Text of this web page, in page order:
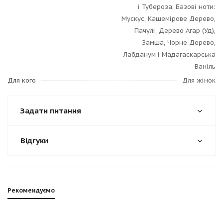
і Тубероза; Базові ноти:
Мускус, Кашемірове Дерево,
Пачулі, Дерево Агар (Уд),
Замша, Чорне Дерево,
Лабданум і Мадагаскарська
Ваніль
Для кого
Для жінок
Задати питання
Відгуки
Рекомендуємо